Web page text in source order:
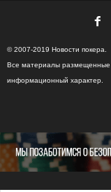
© 2007-2019 Новости покера.
Все материалы размещенные
информационный характер.